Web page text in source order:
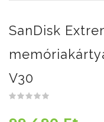
SanDisk
V30